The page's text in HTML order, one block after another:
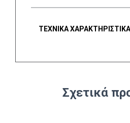
ΤΕΧΝΙΚΑ ΧΑΡΑΚΤΗΡΙΣΤΙΚΑ
Σχετικά